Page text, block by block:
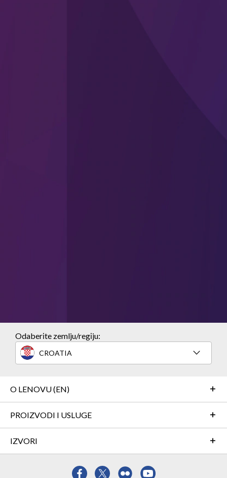
Odaberite zemlju/regiju:
CROATIA
O LENOVU (EN)
PROIZVODI I USLUGE
IZVORI